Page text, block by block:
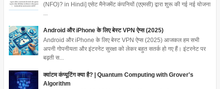
(NFO)? in Hindi] एसेट मैनेजमेंट कंपनियों (एएमसी) द्वारा शुरू की गई नई योजना
Android और iPhone के लिए बेस्ट VPN ऐप्स (2025)
Android और iPhone के लिए बेस्ट VPN ऐप्स (2025) आजकल हम सभी
अपनी गोपनीयता और इंटरनेट सुरक्षा को लेकर बहुत सतर्क हो गए हैं। इंटरनेट पर
बढ़ती स...
क्वांटम कंप्यूटिंग क्या है? | Quantum Computing with Grover's
Algorithm